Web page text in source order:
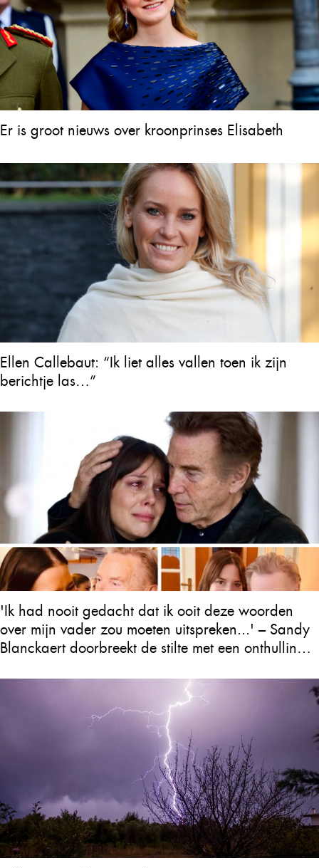
Er is groot nieuws over kroonprinses Elisabeth
Ellen Callebaut: “Ik liet alles vallen toen ik zijn
berichtje las…”
'Ik had nooit gedacht dat ik ooit deze woorden
over mijn vader zou moeten uitspreken...' – Sandy
Blanckaert doorbreekt de stilte met een onthulling